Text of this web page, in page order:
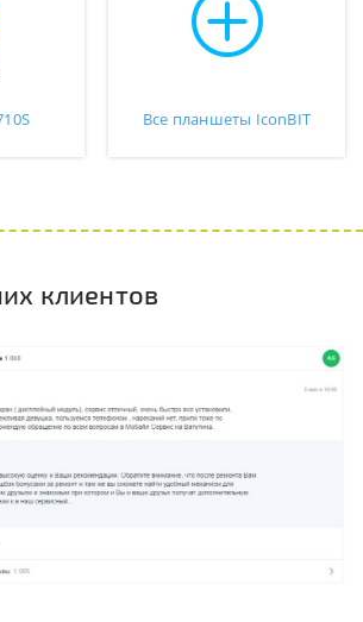
Все планшеты IconBIT
клиентов